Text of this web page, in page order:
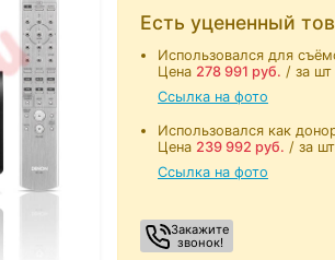
Есть уцененный
Использовался для
Цена 278 991 руб. / за шт
Ссылка на фото
Использовался как
Цена 239 992 руб. / за шт
Ссылка на фото
Закажите
звонок!